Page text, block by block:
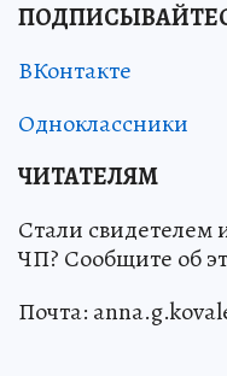
ВКонтакте
Одноклассники
ЧИТАТЕЛЯМ
Стали свидетелем
ЧП? Сообщите об
Почта: